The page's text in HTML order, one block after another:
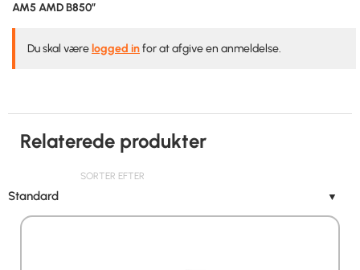
AM5 AMD B850”
Du skal være logged infor at afgive en anmeldelse.
Relaterede produkter
SORTER EFTER
Standard ▼